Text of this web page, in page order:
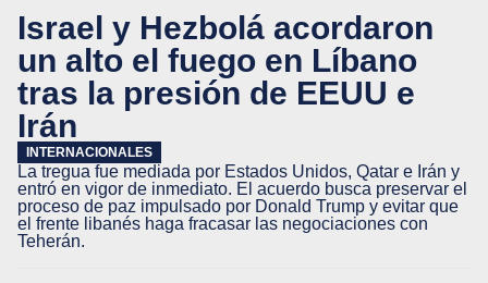
Israel y Hezbolá acordaron
un alto el fuego en Líbano
tras la presión de EEUU e
Irán
INTERNACIONALES
La tregua fue mediada por Estados Unidos, Qatar e Irán y
entró en vigor de inmediato. El acuerdo busca preservar el
proceso de paz impulsado por Donald Trump y evitar que
el frente libanés haga fracasar las negociaciones con
Teherán.